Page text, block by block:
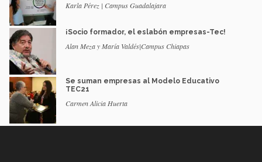
Karla Pérez | Campus Guadalajara
¡Socio formador, el eslabón empresas-Tec!
Alan Meza y María Valdés|Campus Chiapas
Se suman empresas al Modelo Educativo
TEC21
Carmen Alicia Huerta